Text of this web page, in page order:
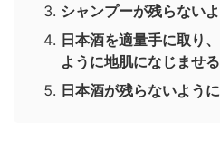
シャンプーが残らない
日本酒を適量手に取り
ように地肌になじませる
日本酒が残らないよう